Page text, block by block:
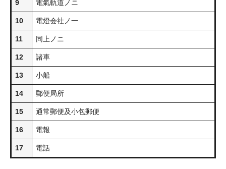
9 電氣軌道ノニ
10 電燈会社ノ一
11 同上ノニ
12 諸車
13 小船
14 郵便局所
15 通常郵便及小包郵便
16 電報
17 電話